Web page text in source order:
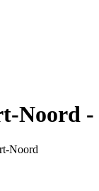
Noord -
Noord